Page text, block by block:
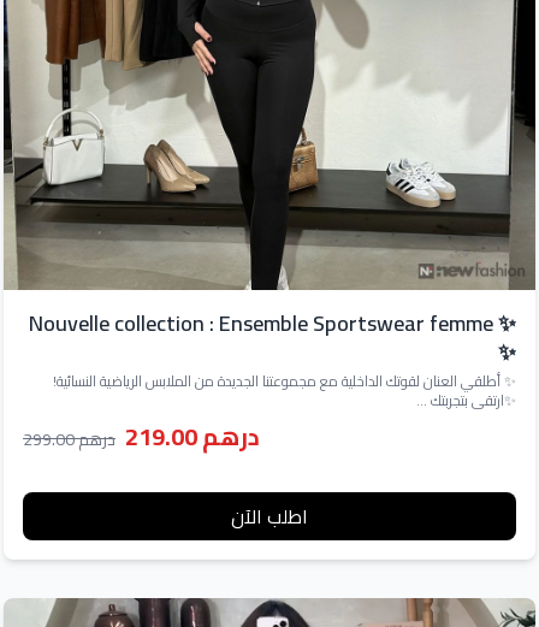
✨ Nouvelle collection : Ensemble Sportswear femme
✨
✨ أطلقي العنان لقوتك الداخلية مع مجموعتنا الجديدة من الملابس الرياضية النسائية!
✨ارتقي بتجربتك ...
درهم 219.00 درهم 299.00
اطلب الآن